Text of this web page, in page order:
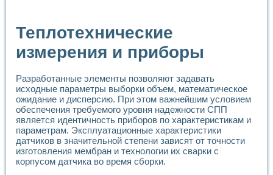
Применение NI VISION для геометрического анализа в
Управление движением с помощью программно -
Система управления асинхронным тиристорным
Лазерный профилометр
Применение средств NATIONAL INSTRUMENTS для
Разработка автоматизированного стенда для
Автоматизированный стенд рентгеновской диагностики
Высокочувствительные оптоэлектронные
Установка для измерения диэлектрических свойств
Исследование кинетики зарождения и развития
Теплотехнические
измерения и приборы
Разработанные элементы позволяют задавать
исходные параметры выборки объем, математическое
ожидание и дисперсию. При этом важнейшим условием
обеспечения требуемого уровня надежности СПП
является идентичность приборов по характеристикам и
параметрам. Эксплуатационные характеристики
датчиков в значительной степени зависят от точности
изготовления мембран и технологии их сварки с
корпусом датчика во время сборки.